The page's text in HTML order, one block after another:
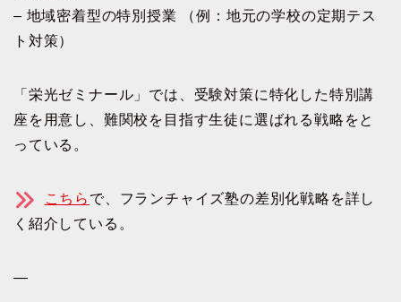
– 地域密着型の特別授業 （例：地元の学校の定期テス
ト対策）
「栄光ゼミナール」では、受験対策に特化した特別講
座を用意し、難関校を目指す生徒に選ばれる戦略をと
っている。
こちら で、フランチャイズ塾の差別化戦略を詳し
く紹介している。
—